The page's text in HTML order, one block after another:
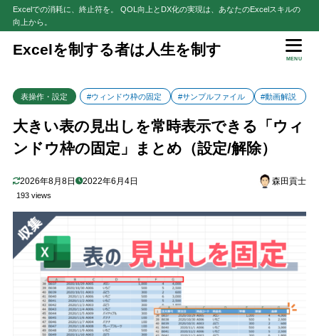
Excelでの消耗に、終止符を。 QOL向上とDX化の実現は、あなたのExcelスキルの
向上から。
Excelを制する者は人生を制す
MENU
表操作・設定 #ウィンドウ枠の固定 #サンプルファイル #動画解説
大きい表の見出しを常時表示できる「ウィ
ンドウ枠の固定」まとめ（設定/解除）
2026年8月8日 2022年6月4日 森田貢士
193 views
目次
2 大きい表の見出しを固定したい場合は「ウィンドウ枠の固定」が有効
3 「ウィンドウ枠の固定」の設定手順
4 【参考】代表的な「ウィンドウ枠の固定」の種類
4.2
4.3 行+列で固定
5 【注意】表示領域の大部分が固定されないようにしよう
6 【参考】「ウィンドウ枠の固定」を解除するには
サンプルファイルで練習しよう！
さいごに